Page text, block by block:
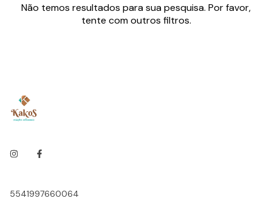
Não temos resultados para sua pesquisa. Por favor,
tente com outros filtros.
5541997660064